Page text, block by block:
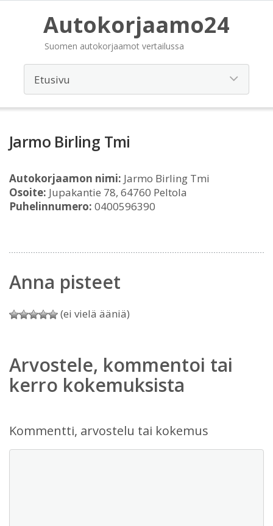
Autokorjaamo24
Suomen autokorjaamot vertailussa
Jarmo Birling Tmi
Autokorjaamon nimi: Jarmo Birling Tmi
Osoite: Jupakantie 78, 64760 Peltola
Puhelinnumero: 0400596390
Anna pisteet
(ei vielä ääniä)
Arvostele, kommentoi tai
kerro kokemuksista
Kommentti, arvostelu tai kokemus